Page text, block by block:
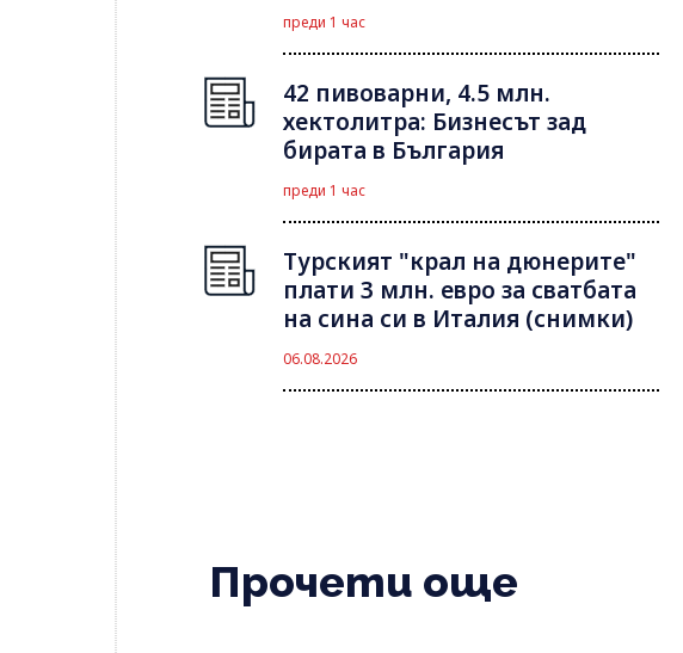
преди 1 час
42 пивоварни, 4.5 млн.
хектолитра: Бизнесът зад
бирата в България
преди 1 час
Турският "крал на дюнерите"
плати 3 млн. евро за сватбата
на сина си в Италия (снимки)
06.08.2026
Прочети още